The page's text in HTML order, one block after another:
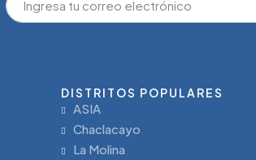
DISTRITOS POPULARES
ASIA
Chaclacayo
La Molina